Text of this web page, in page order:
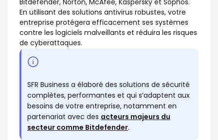
Bitdefender, Norton, McAfee, Kaspersky et Sophos.
En utilisant des solutions antivirus robustes, votre
entreprise protégera efficacement ses systèmes
contre les logiciels malveillants et réduira les risques
de cyberattaques.
SFR Business a élaboré des solutions de sécurité
complètes, performantes et qui s’adaptent aux
besoins de votre entreprise, notamment en
partenariat avec des acteurs majeurs du
secteur comme Bitdefender.